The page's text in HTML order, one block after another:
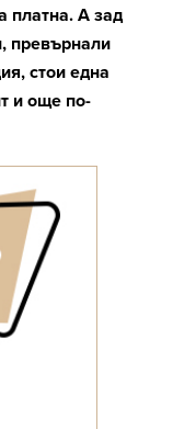
платна. А зад
превърнали
стои една
и още по-